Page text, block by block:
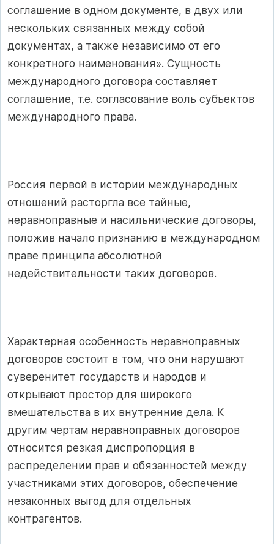
соглашение в одном документе, в двух или
нескольких связанных между собой
документах, а также независимо от его
конкретного наименования». Сущность
международного договора составляет
соглашение, т.е. согласование воль субъектов
международного права.
Россия первой в истории международных
отношений расторгла все тайные,
неравноправные и насильнические договоры,
положив начало признанию в международном
праве принципа абсолютной
недействительности таких договоров.
Характерная особенность неравноправных
договоров состоит в том, что они нарушают
суверенитет государств и народов и
открывают простор для широкого
вмешательства в их внутренние дела. К
другим чертам неравноправных договоров
относится резкая диспропорция в
распределении прав и обязанностей между
участниками этих договоров, обеспечение
незаконных выгод для отдельных
контрагентов.